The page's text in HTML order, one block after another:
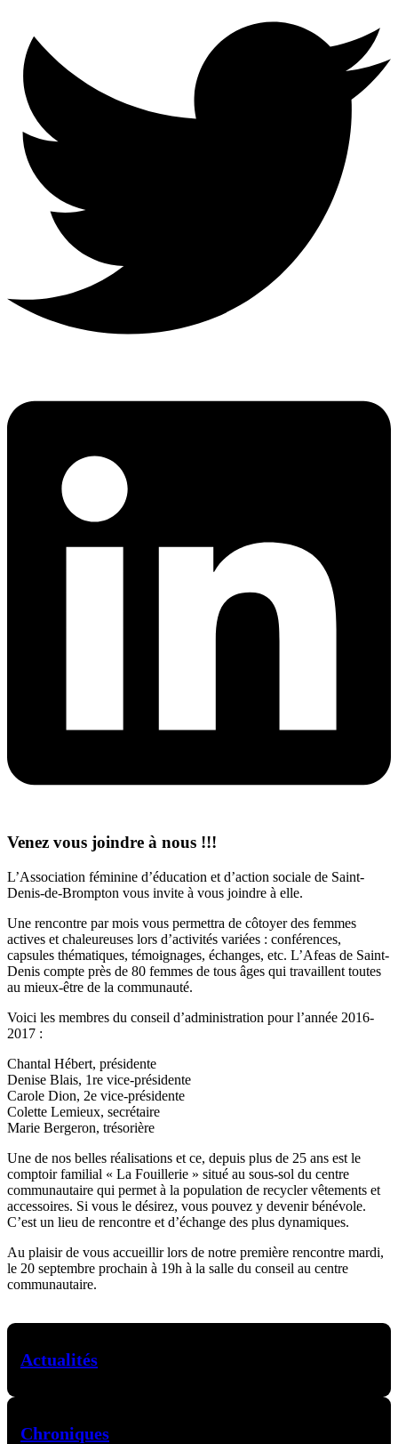
Venez vous joindre à nous !!!
L’Association féminine d’éducation et d’action sociale de Saint-
Denis-de-Brompton vous invite à vous joindre à elle.
Une rencontre par mois vous permettra de côtoyer des femmes
actives et chaleureuses lors d’activités variées : conférences,
capsules thématiques, témoignages, échanges, etc. L’Afeas de Saint-
Denis compte près de 80 femmes de tous âges qui travaillent toutes
au mieux-être de la communauté.
Voici les membres du conseil d’administration pour l’année 2016-
2017 :
Chantal Hébert, présidente
Denise Blais, 1re vice-présidente
Carole Dion, 2e vice-présidente
Colette Lemieux, secrétaire
Marie Bergeron, trésorière
Une de nos belles réalisations et ce, depuis plus de 25 ans est le
comptoir familial « La Fouillerie » situé au sous-sol du centre
communautaire qui permet à la population de recycler vêtements et
accessoires. Si vous le désirez, vous pouvez y devenir bénévole.
C’est un lieu de rencontre et d’échange des plus dynamiques.
Au plaisir de vous accueillir lors de notre première rencontre mardi,
le 20 septembre prochain à 19h à la salle du conseil au centre
communautaire.
Actualités
Chroniques